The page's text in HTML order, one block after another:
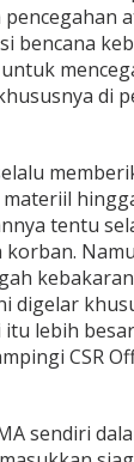
pencegahan
bencana
di
tentu
digelar
lebih
CSR
sendiri